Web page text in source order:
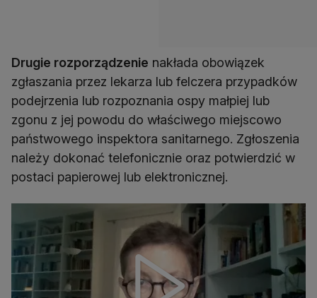
Drugie rozporządzenie nakłada obowiązek
zgłaszania przez lekarza lub felczera przypadków
podejrzenia lub rozpoznania ospy małpiej lub
zgonu z jej powodu do właściwego miejscowo
państwowego inspektora sanitarnego. Zgłoszenia
należy dokonać telefonicznie oraz potwierdzić w
postaci papierowej lub elektronicznej.